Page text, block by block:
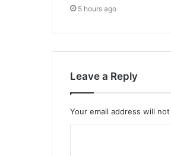
5 hours ago
Leave a Reply
Your email address will